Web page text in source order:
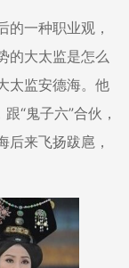
的一种职业观，
的大太监是怎么
太监安德海。他
“鬼子六”合伙，
后来飞扬跋扈，